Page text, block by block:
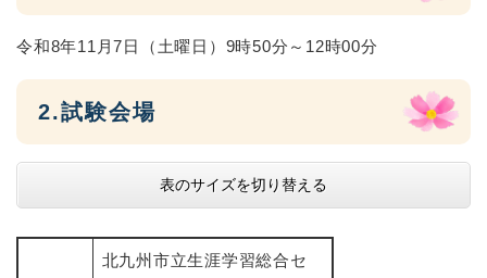
令和8年11月7日（土曜日）9時50分～12時00分
2.試験会場
表のサイズを切り替える
北九州市立生涯学習総合セ